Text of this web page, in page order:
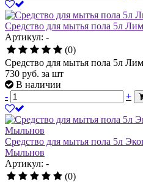
Средство для мытья пола 5л
Артикул: -
(0)
Средство для мытья пола 5л
730 руб. за шт
В наличии
-
+
Средство для мытья пола 5л
Мыльнов
Артикул: -
(0)